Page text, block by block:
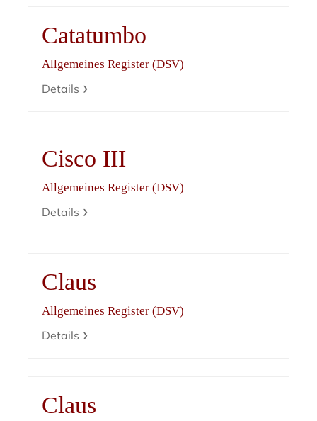
Catatumbo
Allgemeines Register (DSV)
Details
Cisco III
Allgemeines Register (DSV)
Details
Claus
Allgemeines Register (DSV)
Details
Claus